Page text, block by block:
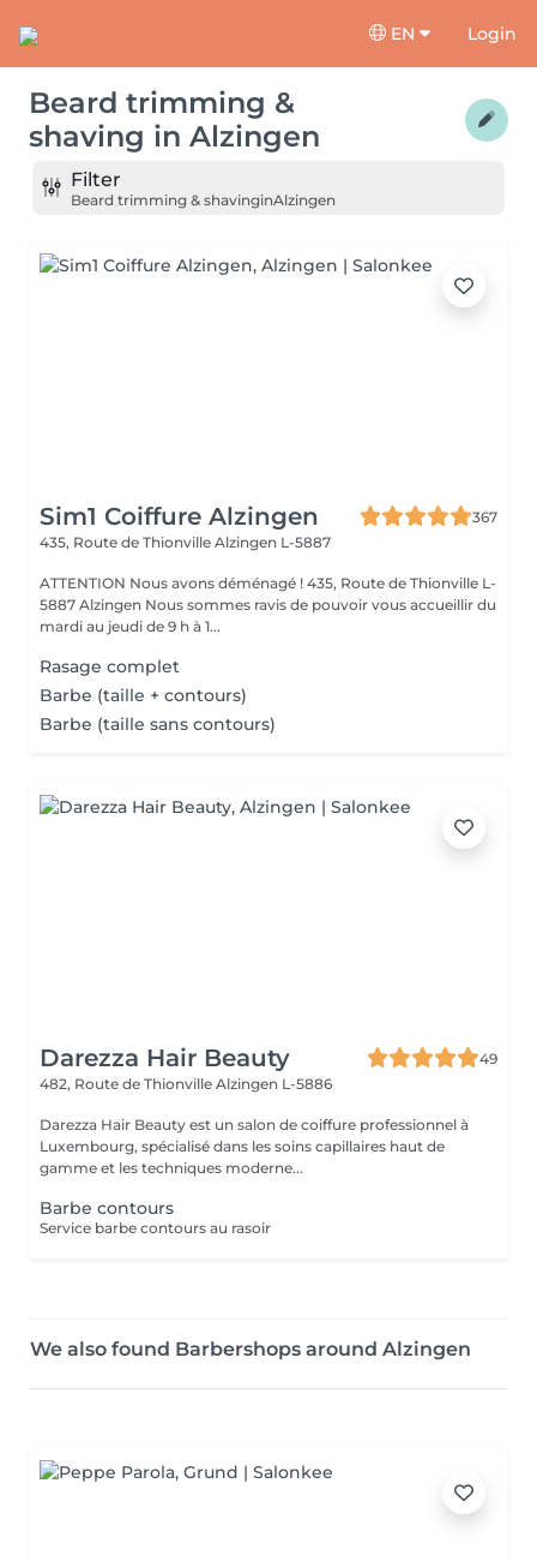
EN Login
Beard trimming &
shaving in Alzingen
Filter
Beard trimming & shavinginAlzingen
Sim1 Coiffure Alzingen
367
435, Route de Thionville Alzingen L-5887
ATTENTION Nous avons déménagé ! 435, Route de Thionville L-
5887 Alzingen Nous sommes ravis de pouvoir vous accueillir du
mardi au jeudi de 9 h à 1...
Rasage complet
Barbe (taille + contours)
Barbe (taille sans contours)
Darezza Hair Beauty
49
482, Route de Thionville Alzingen L-5886
Darezza Hair Beauty est un salon de coiffure professionnel à
Luxembourg, spécialisé dans les soins capillaires haut de
gamme et les techniques moderne...
Barbe contours
Service barbe contours au rasoir
We also found Barbershops around Alzingen